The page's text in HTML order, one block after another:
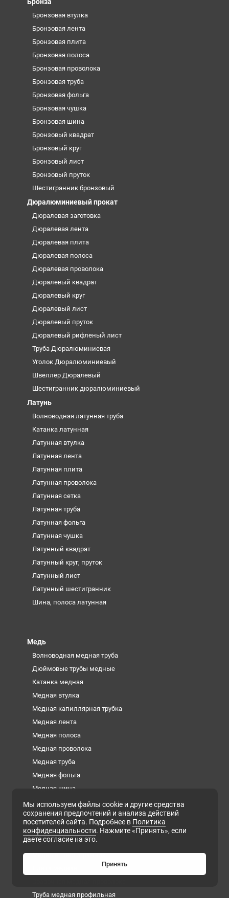
Бронзовая втулка
Бронзовая лента
Бронзовая плита
Бронзовая полоса
Бронзовая проволока
Бронзовая труба
Бронзовая фольга
Бронзовая чушка
Бронзовая шина
Бронзовый квадрат
Бронзовый круг
Бронзовый лист
Бронзовый пруток
Шестигранник бронзовый
Дюралюминиевый прокат
Дюралевая заготовка
Дюралевая лента
Дюралевая плита
Дюралевая полоса
Дюралевая проволока
Дюралевый квадрат
Дюралевый круг
Дюралевый лист
Дюралевый пруток
Дюралевый рифленый лист
Труба Дюралюминиевая
Уголок Дюралюминиевый
Швеллер Дюралевый
Шестигранник дюралюминиевый
Латунь
Волноводная латунная труба
Катанка латунная
Латунная втулка
Латунная лента
Латунная плита
Латунная проволока
Латунная сетка
Латунная труба
Латунная фольга
Латунная чушка
Латунный квадрат
Латунный круг, пруток
Латунный лист
Латунный шестигранник
Шина, полоса латунная
Медь
Волноводная медная труба
Дюймовые трубы медные
Катанка медная
Медная втулка
Медная капиллярная трубка
Медная лента
Медная полоса
Медная проволока
Медная труба
Медная фольга
Медная шина
Медный квадрат
Медный круг
Медный лист
Медный пруток
Медный шестигранник
Труба медная профильная
Мы используем файлы cookie и другие средства
сохранения предпочтений и анализа действий
посетителей сайта. Подробнее в Политика
конфиденциальности. Нажмите «Принять», если
даете согласие на это.
Принять